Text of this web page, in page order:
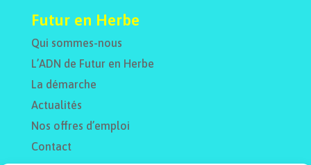
Futur en Herbe
Qui sommes-nous
L’ADN de Futur en Herbe
La démarche
Actualités
Nos offres d’emploi
Contact